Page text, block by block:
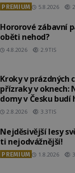
PREMIUM 5.8.2026
Hororové zábavní
oběti nehod?
4.8.2026 2.9TIS
Kroky v prázdných
přízraky v oknech:
domy v Česku budí
2.8.2026 3.3TIS
Nejděsivější lesy světa:
ti nejodvážnější!
PREMIUM 1.8.2026